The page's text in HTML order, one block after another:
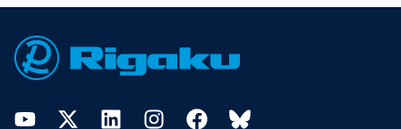
Footer
YouTubeTwitterLinkedInInstagramFacebookBluesky